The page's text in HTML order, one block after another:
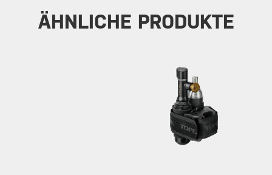
ÄHNLICHE PRODUKTE